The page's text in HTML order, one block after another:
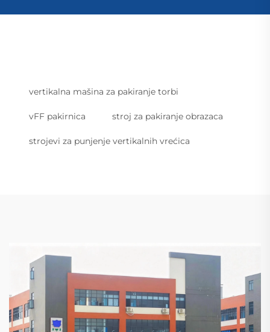
vertikalna mašina za pakiranje torbi
vFF pakirnica stroj za pakiranje obrazaca
strojevi za punjenje vertikalnih vrećica